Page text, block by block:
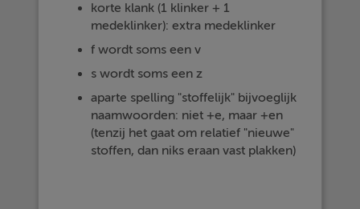
korte klank (1 klinker + 1
medeklinker): extra medeklinker
f wordt soms een v
s wordt soms een z
aparte spelling "stoffelijk" bijvoeglijk
naamwoorden: niet +e, maar +en
(tenzij het gaat om relatief "nieuwe"
stoffen, dan niks eraan vast plakken)